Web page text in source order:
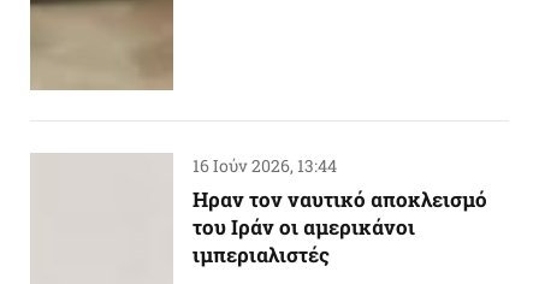
16 Ιούν 2026, 13:44
Ηραν τον ναυτικό αποκλεισμό
του Ιράν οι αμερικάνοι
ιμπεριαλιστές